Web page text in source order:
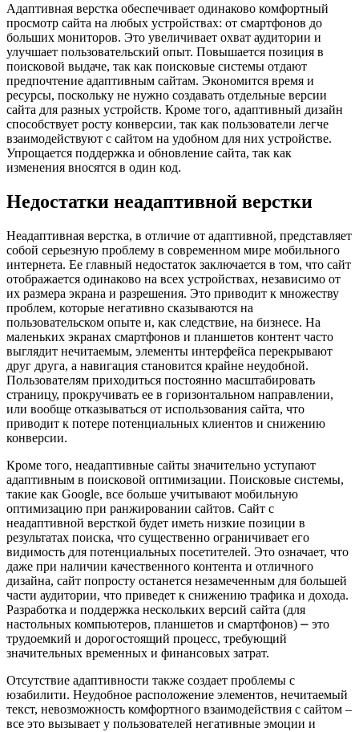
Адаптивная верстка обеспечивает одинаково комфортный
просмотр сайта на любых устройствах: от смартфонов до
больших мониторов. Это увеличивает охват аудитории и
улучшает пользовательский опыт. Повышается позиция в
поисковой выдаче, так как поисковые системы отдают
предпочтение адаптивным сайтам. Экономится время и
ресурсы, поскольку не нужно создавать отдельные версии
сайта для разных устройств. Кроме того, адаптивный дизайн
способствует росту конверсии, так как пользователи легче
взаимодействуют с сайтом на удобном для них устройстве.
Упрощается поддержка и обновление сайта, так как
изменения вносятся в один код.
Недостатки неадаптивной верстки
Неадаптивная верстка, в отличие от адаптивной, представляет
собой серьезную проблему в современном мире мобильного
интернета. Ее главный недостаток заключается в том, что сайт
отображается одинаково на всех устройствах, независимо от
их размера экрана и разрешения. Это приводит к множеству
проблем, которые негативно сказываются на
пользовательском опыте и, как следствие, на бизнесе. На
маленьких экранах смартфонов и планшетов контент часто
выглядит нечитаемым, элементы интерфейса перекрывают
друг друга, а навигация становится крайне неудобной.
Пользователям приходиться постоянно масштабировать
страницу, прокручивать ее в горизонтальном направлении,
или вообще отказываться от использования сайта, что
приводит к потере потенциальных клиентов и снижению
конверсии.
Кроме того, неадаптивные сайты значительно уступают
адаптивным в поисковой оптимизации. Поисковые системы,
такие как Google, все больше учитывают мобильную
оптимизацию при ранжировании сайтов. Сайт с
неадаптивной версткой будет иметь низкие позиции в
результатах поиска, что существенно ограничивает его
видимость для потенциальных посетителей. Это означает, что
даже при наличии качественного контента и отличного
дизайна, сайт попросту останется незамеченным для большей
части аудитории, что приведет к снижению трафика и дохода.
Разработка и поддержка нескольких версий сайта (для
настольных компьютеров, планшетов и смартфонов) ⎼ это
трудоемкий и дорогостоящий процесс, требующий
значительных временных и финансовых затрат.
Отсутствие адаптивности также создает проблемы с
юзабилити. Неудобное расположение элементов, нечитаемый
текст, невозможность комфортного взаимодействия с сайтом –
все это вызывает у пользователей негативные эмоции и